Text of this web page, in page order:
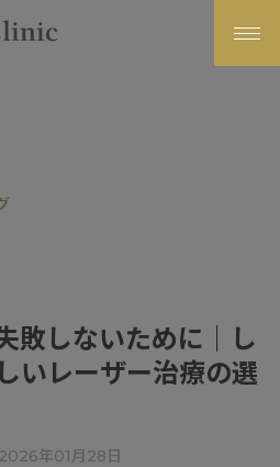
敗しないために｜し
いレーザー治療の選
2026年01月28日